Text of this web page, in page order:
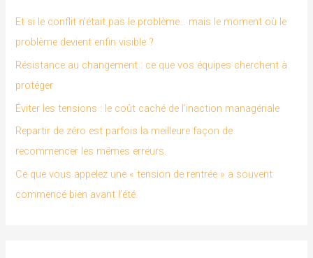
h
e
r
:
Et si le conflit n’était pas le problème… mais le moment où le
problème devient enfin visible ?
Résistance au changement : ce que vos équipes cherchent à
protéger
Éviter les tensions : le coût caché de l’inaction managériale
Repartir de zéro est parfois la meilleure façon de
recommencer les mêmes erreurs.
Ce que vous appelez une « tension de rentrée » a souvent
commencé bien avant l’été.